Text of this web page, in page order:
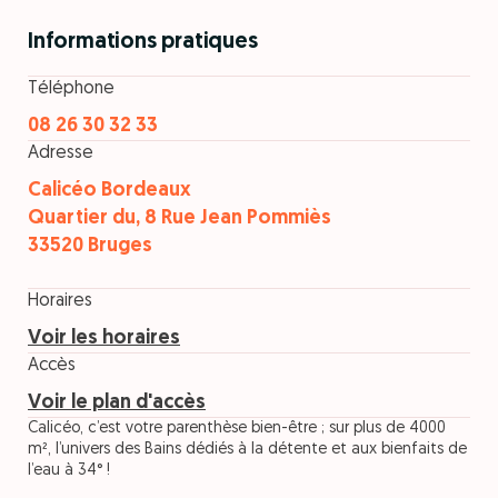
Informations pratiques
Téléphone
08 26 30 32 33
Adresse
Calicéo Bordeaux
Quartier du, 8 Rue Jean Pommiès
33520 Bruges
Horaires
Voir les horaires
Accès
Voir le plan d'accès
Calicéo, c’est votre parenthèse bien-être ; sur plus de 4000
m², l’univers des Bains dédiés à la détente et aux bienfaits de
l’eau à 34° !